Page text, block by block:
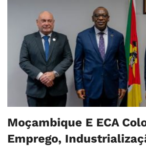
Moçambique E ECA
Emprego,